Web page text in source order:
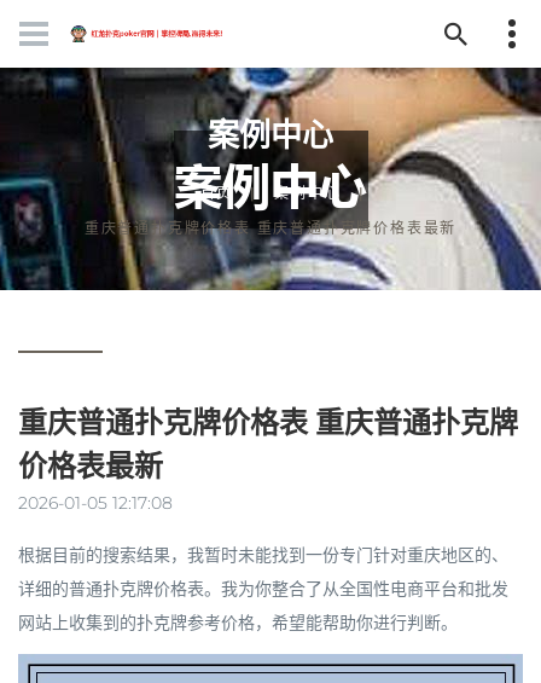
案例中心
首页
案例中心
重庆普通扑克牌价格表 重庆普通扑克牌价格表最新
重庆普通扑克牌价格表 重庆普通扑克牌
价格表最新
2026-01-05 12:17:08
根据目前的搜索结果，我暂时未能找到一份专门针对重庆地区的、
详细的普通扑克牌价格表。我为你整合了从全国性电商平台和批发
网站上收集到的扑克牌参考价格，希望能帮助你进行判断。